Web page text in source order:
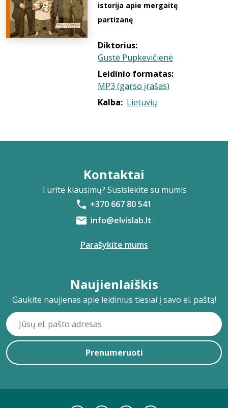
istorija apie mergaitę
partizanę
Diktorius:
Gustė Pupkevičienė
Leidinio formatas:
MP3 (garso įrašas)
Kalba: Lietuvių
Kontaktai
Turite klausimų? Susisiekite su mumis
+370 667 80 541
info@elvislab.lt
Parašykite mums
Naujienlaiškis
Gaukite naujienas apie leidinius tiesiai į savo el. paštą!
Prenumeruoti